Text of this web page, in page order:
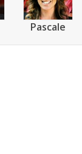
Pascale